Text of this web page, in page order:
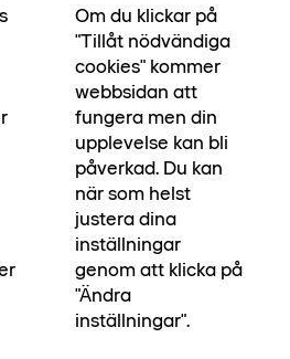
Om du klickar på
"Tillåt nödvändiga
cookies" kommer
webbsidan att
fungera men din
upplevelse kan bli
påverkad. Du kan
när som helst
justera dina
inställningar
genom att klicka på
"Ändra
inställningar".